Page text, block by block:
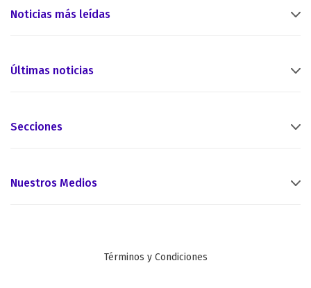
Noticias más leídas
Últimas noticias
Secciones
Nuestros Medios
Términos y Condiciones